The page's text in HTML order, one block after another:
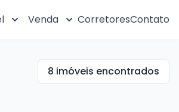
Venda CorretoresContato
8 imóveis encontrados